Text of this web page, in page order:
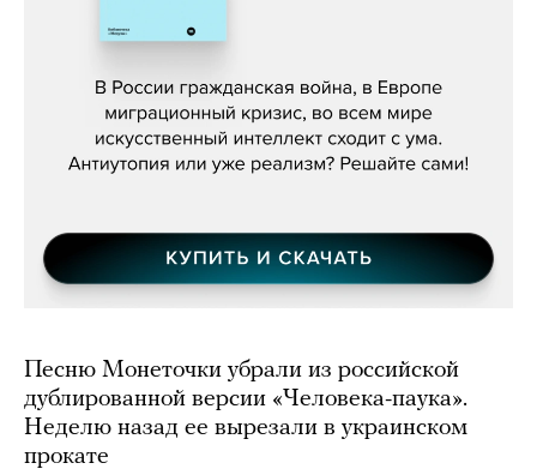
Константин Зарубин, «Наше сердце
Песню Монеточки убрали из российской
дублированной версии «Человека-паука».
Неделю назад ее вырезали в украинском
прокате